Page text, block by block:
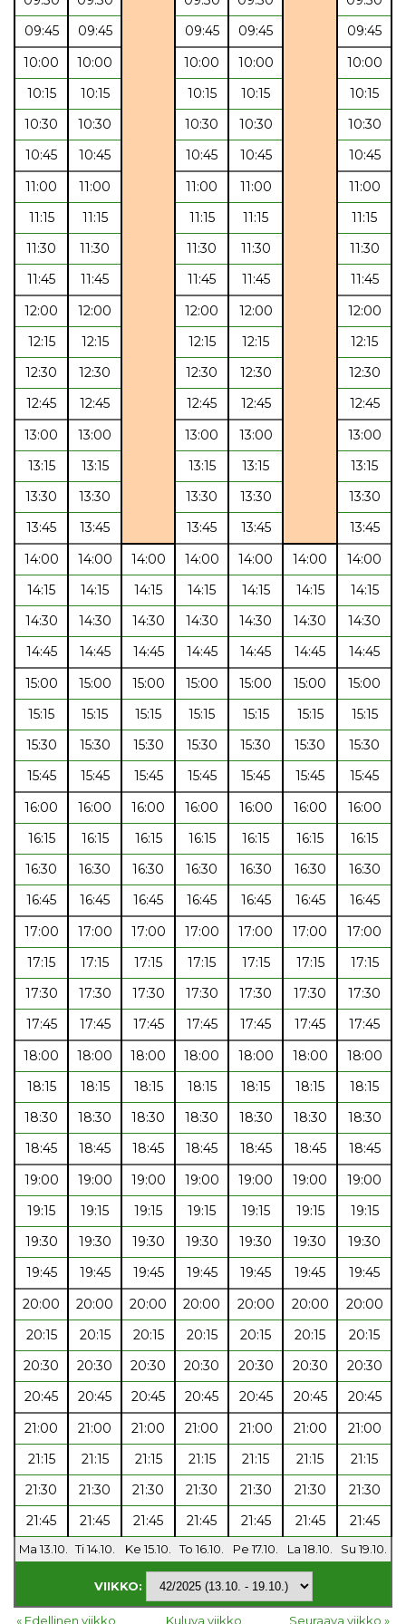
09:45
09:45 09:45 09:45
09:45
10:00
10:00 10:00 10:00
10:00
10:15
10:15 10:15 10:15
10:15
10:30
10:30 10:30 10:30
10:30
10:45
10:45 10:45 10:45
10:45
11:00
11:00 11:00 11:00
11:00
11:15
11:15 11:15 11:15
11:15
11:30
11:30 11:30 11:30
11:30
11:45
11:45 11:45 11:45
11:45
12:00
12:00 12:00 12:00
12:00
12:15
12:15 12:15 12:15
12:15
12:30
12:30 12:30 12:30
12:30
12:45
12:45 12:45 12:45
12:45
13:00
13:00 13:00 13:00
13:00
13:15
13:15 13:15 13:15
13:15
13:30
13:30 13:30 13:30
13:30
13:45
13:45 13:45 13:45
13:45
14:00
14:00 14:00 14:00 14:00 14:00
14:00
14:15
14:15 14:15 14:15 14:15 14:15
14:15
14:30
14:30 14:30 14:30 14:30 14:30
14:30
14:45
14:45 14:45 14:45 14:45 14:45
14:45
15:00
15:00 15:00 15:00 15:00 15:00
15:00
15:15
15:15 15:15 15:15 15:15 15:15
15:15
15:30
15:30 15:30 15:30 15:30 15:30
15:30
15:45
15:45 15:45 15:45 15:45 15:45
15:45
16:00
16:00 16:00 16:00 16:00 16:00
16:00
16:15
16:15 16:15 16:15 16:15 16:15
16:15
16:30
16:30 16:30 16:30 16:30 16:30
16:30
16:45
16:45 16:45 16:45 16:45 16:45
16:45
17:00
17:00 17:00 17:00 17:00 17:00
17:00
17:15
17:15 17:15 17:15 17:15 17:15
17:15
17:30
17:30 17:30 17:30 17:30 17:30
17:30
17:45
17:45 17:45 17:45 17:45 17:45
17:45
18:00
18:00 18:00 18:00 18:00 18:00
18:00
18:15
18:15 18:15 18:15 18:15 18:15
18:15
18:30
18:30 18:30 18:30 18:30 18:30
18:30
18:45
18:45 18:45 18:45 18:45 18:45
18:45
19:00
19:00 19:00 19:00 19:00 19:00
19:00
19:15
19:15 19:15 19:15 19:15 19:15
19:15
19:30
19:30 19:30 19:30 19:30 19:30
19:30
19:45
19:45 19:45 19:45 19:45 19:45
19:45
20:00
20:00 20:00 20:00 20:00 20:00
20:00
20:15
20:15 20:15 20:15 20:15 20:15
20:15
20:30
20:30 20:30 20:30 20:30 20:30
20:30
20:45
20:45 20:45 20:45 20:45 20:45
20:45
21:00
21:00 21:00 21:00 21:00 21:00
21:00
21:15
21:15 21:15 21:15 21:15 21:15
21:15
21:30
21:30 21:30 21:30 21:30 21:30
21:30
21:45
21:45 21:45 21:45 21:45 21:45 21:45
Ma 13.10. Ti 14.10. Ke 15.10. To 16.10. Pe 17.10. La 18.10. Su 19.10.
VIIKKO:
« Edellinen viikko Kuluva viikko Seuraava viikko »